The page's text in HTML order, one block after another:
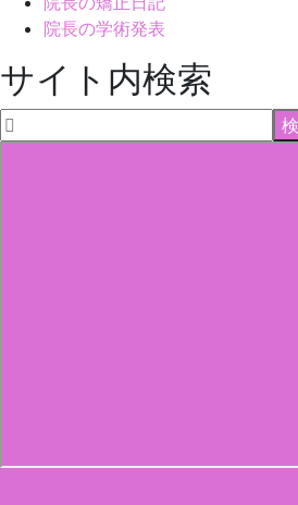
院長の学術発表
サイト内検索